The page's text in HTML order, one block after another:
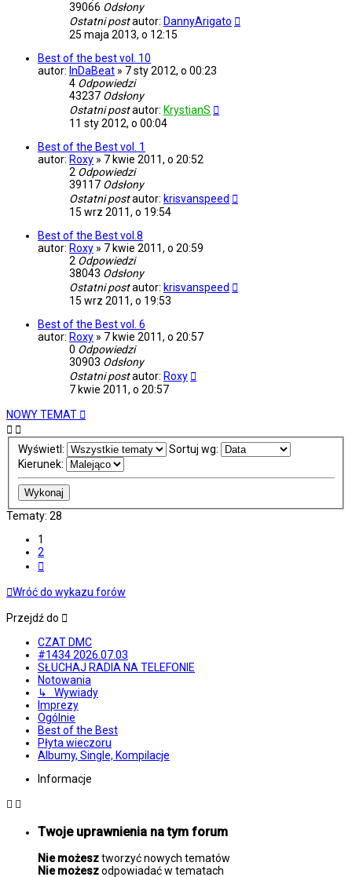
39066 Odsłony
Ostatni postautor: DannyArigato
25 maja 2013, o 12:15
Best of the best vol. 10
autor: InDaBeat » 7 sty 2012, o 00:23
4 Odpowiedzi
43237 Odsłony
Ostatni postautor: KrystianS
11 sty 2012, o 00:04
Best of the Best vol. 1
autor: Roxy » 7 kwie 2011, o 20:52
2 Odpowiedzi
39117 Odsłony
Ostatni postautor: krisvanspeed
15 wrz 2011, o 19:54
Best of the Best vol.8
autor: Roxy » 7 kwie 2011, o 20:59
2 Odpowiedzi
38043 Odsłony
Ostatni postautor: krisvanspeed
15 wrz 2011, o 19:53
Best of the Best vol. 6
autor: Roxy » 7 kwie 2011, o 20:57
0 Odpowiedzi
30903 Odsłony
Ostatni postautor: Roxy
7 kwie 2011, o 20:57
NOWY TEMAT
Wyświetl:
Sortuj wg:
Kierunek:
Tematy: 28
1
2
Wróć do wykazu forów
Przejdź do
CZAT DMC
#1434 2026.07.03
SŁUCHAJ RADIA NA TELEFONIE
Notowania
↳ Wywiady
Imprezy
Ogólnie
Best of the Best
Płyta wieczoru
Albumy, Single, Kompilacje
Informacje
Twoje uprawnienia na tym forum
Nie możesztworzyć nowych tematów
Nie możeszodpowiadać w tematach